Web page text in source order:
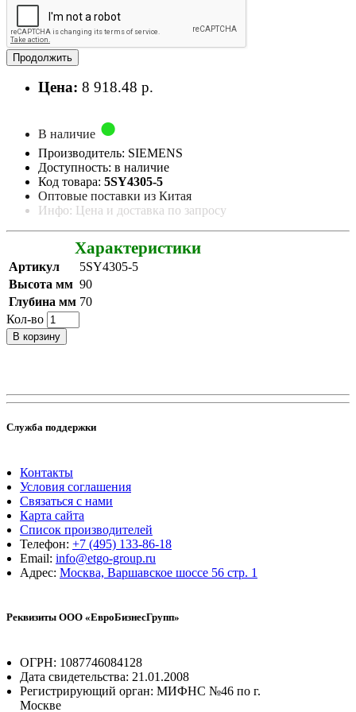
Продолжить
Цена: 8 918.48 р.
В наличие
Производитель: SIEMENS
Доступность: в наличие
Код товара: 5SY4305-5
Оптовые поставки из Китая
Инфо: Цена и доставка по запросу
Характеристики
Артикул
5SY4305-5
Высота мм 90
Глубина мм 70
Кол-во
В корзину
Служба поддержки
Контакты
Условия соглашения
Связаться с нами
Карта сайта
Список производителей
Телефон: +7 (495) 133-86-18
Email: info@etgo-group.ru
Адрес: Москва, Варшавское шоссе 56 стр. 1
Реквизиты ООО «ЕвроБизнесГрупп»
ОГРН: 1087746084128
Дата свидетельства: 21.01.2008
Регистрирующий орган: МИФНС №46 по г.
Москве